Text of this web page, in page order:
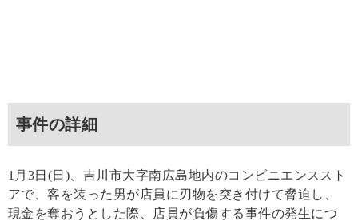
事件の詳細
1月3日(日)、吉川市大字南広島地内のコンビニエンススト
アで、客を装った男が店員に刃物を突き付けて脅迫し、
現金を奪おうとした際、店員が負傷する事件の発生につ